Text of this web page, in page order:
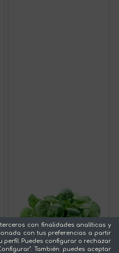
con finalidades analíticas y
con tus preferencias a partir
perfil. Puedes configurar o rechazar
También puedes aceptar